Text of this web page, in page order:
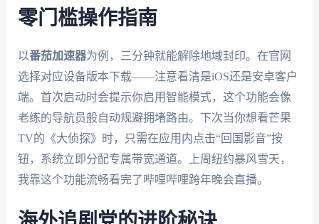
零门槛操作指南
以番茄加速器为例，三分钟就能解除地域封印。在官网
选择对应设备版本下载——注意看清是iOS还是安卓客户
端。首次启动时会提示你启用智能模式，这个功能会像
老练的导航员般自动规避拥堵路由。下次当你想看芒果
TV的《大侦探》时，只需在应用内点击“回国影音”按
钮，系统立即分配专属带宽通道。上周纽约暴风雪天，
我靠这个功能流畅看完了哔哩哔哩跨年晚会直播。